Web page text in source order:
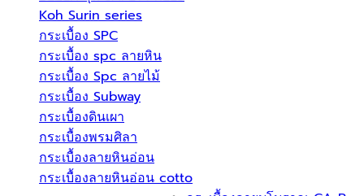
Koh Surin series
กระเบื้อง SPC
กระเบื้อง spc ลายหิน
กระเบื้อง Spc ลายไม้
กระเบื้อง Subway
กระเบื้องดินเผา
กระเบื้องพรมศิลา
กระเบื้องลายหินอ่อน
กระเบื้องลายหินอ่อน cotto